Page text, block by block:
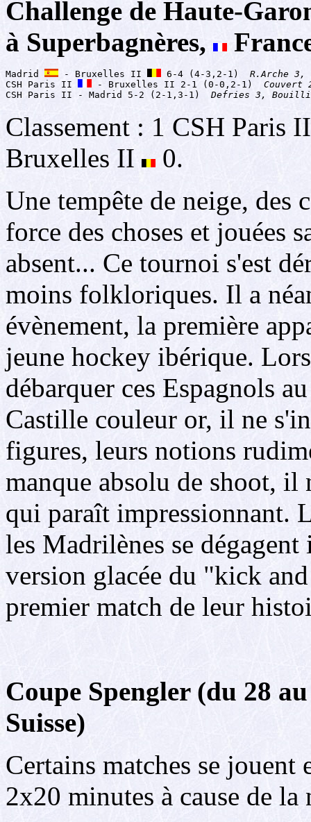
Challenge de Haute-
à Superbagnères,
Madrid - Bruxelles II 6-4 (4-3,2-1)
R.Arche 3,
CSH Paris II
- Bruxelles II 2-1 (0-0,2-1)
Couvert
CSH Paris II - Madrid 5-2 (2-1,3-1)
Defries 3,
Classement : 1 CSH Paris
Bruxelles II
0.
Une tempête de neige, des
force des choses et jouées
absent... Ce tournoi s'est
moins folkloriques. Il a
évènement, la première
jeune hockey ibérique.
débarquer ces Espagnols
Castille couleur or, il ne
figures, leurs notions
manque absolu de shoot, il
qui paraît impressionnant.
les Madrilènes se
version glacée du "kick
premier match de leur
Coupe Spengler (du 28
Suisse)
Certains matches se jouent
2x20 minutes à cause de la